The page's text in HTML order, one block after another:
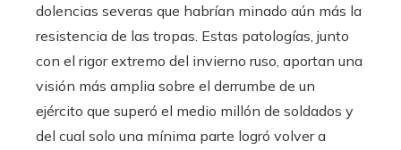
dolencias severas que habrían minado aún más la
resistencia de las tropas. Estas patologías, junto
con el rigor extremo del invierno ruso, aportan una
visión más amplia sobre el derrumbe de un
ejército que superó el medio millón de soldados y
del cual solo una mínima parte logró volver a